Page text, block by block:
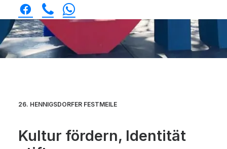
26. HENNIGSDORFER FESTMEILE
Kultur fördern, Identität